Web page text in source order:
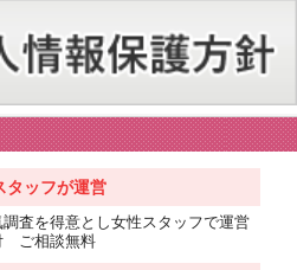
タッフが運営
査を得意とし女性スタッフで運営
ご相談無料